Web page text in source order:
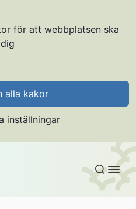
för att webbplatsen ska
alla kakor
inställningar